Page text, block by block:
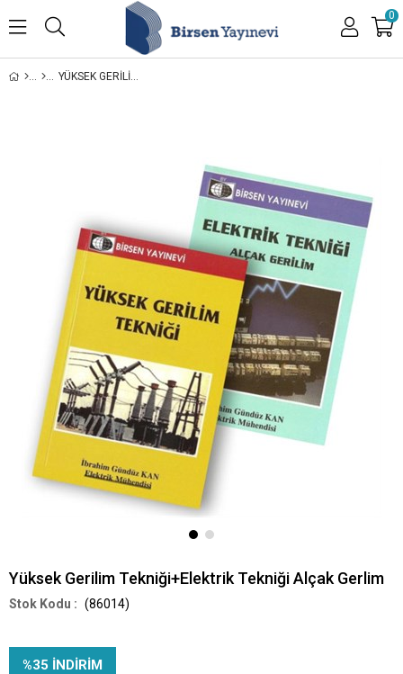
0
YÜKSEK GERILIM TEKNIĞI+ELEKTRIK TEKNIĞI ALÇAK GERLIM
Yüksek Gerilim Tekniği+Elektrik Tekniği Alçak Gerlim
(86014)
%35 İNDIRIM